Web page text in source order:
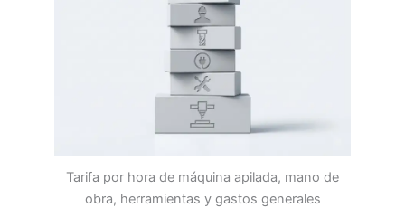
Tarifa por hora de máquina apilada, mano de
obra, herramientas y gastos generales